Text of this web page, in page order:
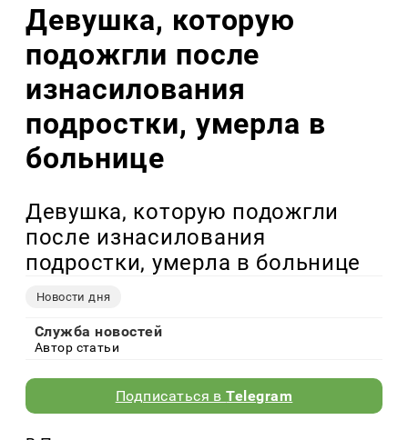
Девушка, которую
подожгли после
изнасилования
подростки, умерла в
больнице
Девушка, которую подожгли
после изнасилования
подростки, умерла в больнице
Новости дня
Служба новостей
Автор статьи
Подписаться вTelegram